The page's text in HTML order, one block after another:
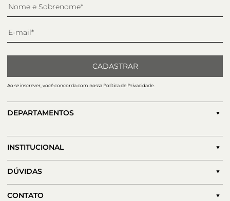
CADASTRAR
Ao se inscrever, você concorda com nossa Política de Privacidade.
DEPARTAMENTOS
INSTITUCIONAL
DÚVIDAS
CONTATO